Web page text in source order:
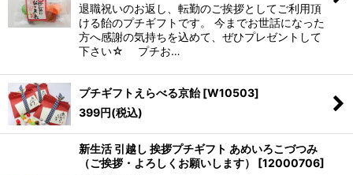
退職祝いのお返し、転勤のご挨拶としてご利用頂
ける飴のプチギフトです。 今までお世話になった
方へ感謝の気持ちを込めて、ぜひプレゼントして
下さい☆ プチお…
プチギフトえらべる京飴 [W10503]
399円(税込)
新生活 引越し 挨拶プチギフト あめいろこづつみ
（ご挨拶・よろしくお願いします）
[12000706]